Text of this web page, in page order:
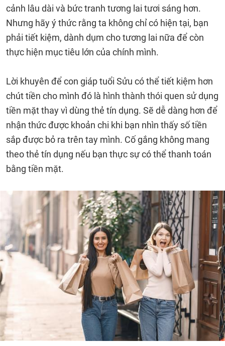
cảnh lâu dài và bức tranh tương lai tươi sáng hơn.
Nhưng hãy ý thức rằng ta không chỉ có hiện tại, bạn
phải tiết kiệm, dành dụm cho tương lai nữa để còn
thực hiện mục tiêu lớn của chính mình.
Lời khuyên để con giáp tuổi Sửu có thể tiết kiệm hơn
chút tiền cho mình đó là hình thành thói quen sử dụng
tiền mặt thay vì dùng thẻ tín dụng. Sẽ dễ dàng hơn để
nhận thức được khoản chi khi bạn nhìn thấy số tiền
sắp được bỏ ra trên tay mình. Cố gắng không mang
theo thẻ tín dụng nếu bạn thực sự có thể thanh toán
bằng tiền mặt.